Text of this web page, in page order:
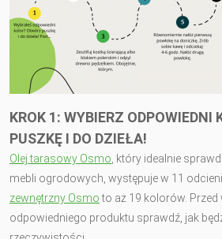
KROK 1: WYBIERZ ODPOWIEDNI
PUSZKĘ I DO DZIEŁA!
Olej tarasowy Osmo , który idealnie
mebli ogrodowych, występuje w 11
zewnętrzny Osmoto aż 19 kolorów. Przed
odpowiedniego produktu sprawdź, jak